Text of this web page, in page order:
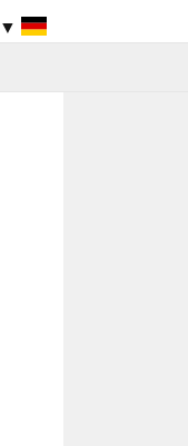
▼